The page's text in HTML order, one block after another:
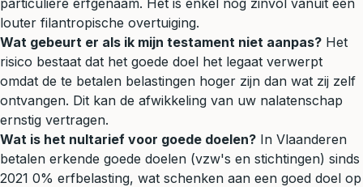
particuliere erfgenaam. Het is enkel nog zinvol vanuit een
louter filantropische overtuiging.
Wat gebeurt er als ik mijn testament niet aanpas? Het
risico bestaat dat het goede doel het legaat verwerpt
omdat de te betalen belastingen hoger zijn dan wat zij zelf
ontvangen. Dit kan de afwikkeling van uw nalatenschap
ernstig vertragen.
Wat is het nultarief voor goede doelen? In Vlaanderen
betalen erkende goede doelen (vzw's en stichtingen) sinds
2021 0% erfbelasting, wat schenken aan een goed doel op